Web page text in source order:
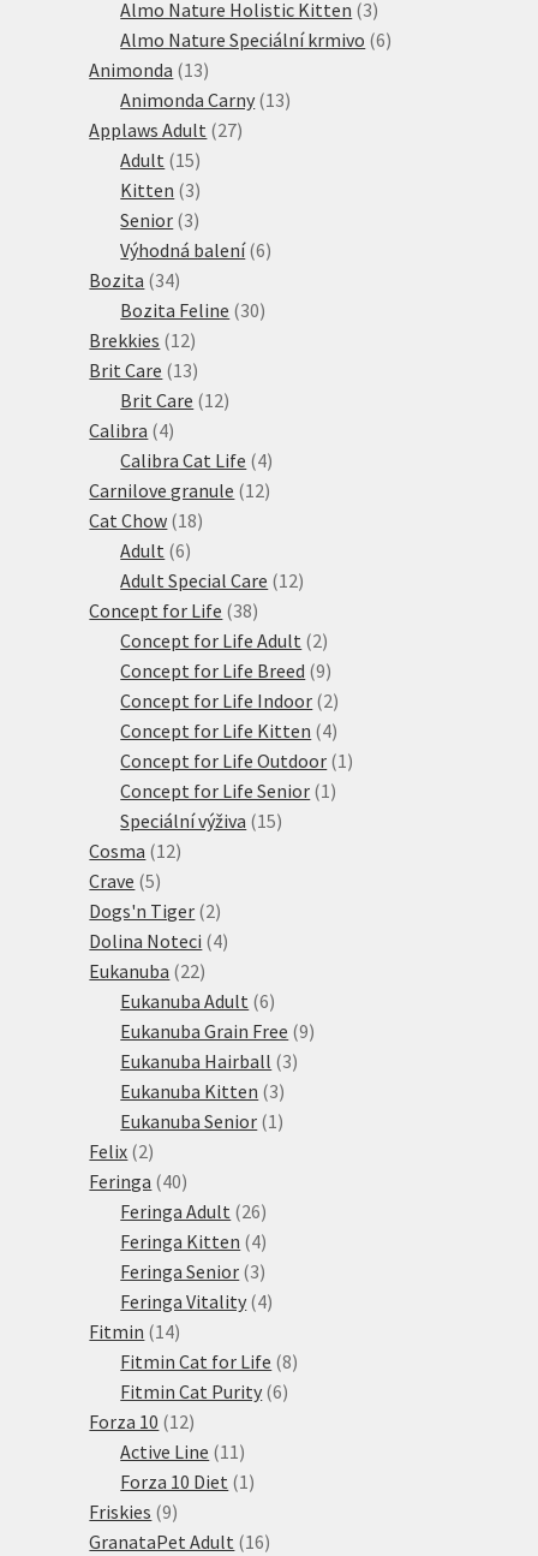
produktů
Almo Nature Holistic Kitten 33
produkty
Almo Nature Speciální krmivo 66
Animonda 1313
produktů
Animonda Carny 1313
Applaws Adult 2727
Adult 1515
produktů
Kitten 33
produkty
Senior 33
produkty
Výhodná balení 66
Bozita 3434
produktů
Bozita Feline 3030
Brekkies 1212
produktů
Brit Care 1313
produktů
Brit Care 1212
Calibra 44
produkty
Calibra Cat Life 44
produkty
Carnilove granule 1212
Cat Chow 1818
Adult 66
produktů
Adult Special Care 1212
Concept for Life 3838
produktů
Concept for Life Adult 22
produkty
Concept for Life Breed 99
produktů
Concept for Life Indoor 22
produkty
Concept for Life Kitten 44
produkty
Concept for Life Outdoor 1 1
Concept for Life Senior 1 1
Speciální výživa 1515
Cosma 1212
Crave 55
produktů
Dogs'n Tiger 22
produkty
Dolina Noteci 44
Eukanuba 2222
produktů
Eukanuba Adult 66
produktů
Eukanuba Grain Free 99
Eukanuba Hairball 33
Eukanuba Kitten 33
produkty
Eukanuba Senior 1 1
Felix 22
produkty
Feringa 4040
produktů
Feringa Adult 2626
produktů
Feringa Kitten 44
produkty
Feringa Senior 33
produkty
Feringa Vitality 44
Fitmin 1414
produktů
Fitmin Cat for Life 88
Fitmin Cat Purity 66
Forza 10 1212
produktů
Active Line 11 11
produktů
Forza 10 Diet 1 1
Friskies 99
produktů
GranataPet Adult 1616